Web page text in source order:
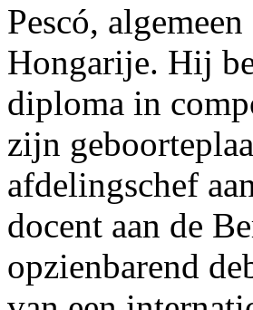
Pescó,
Hongarije. Hij
diploma in
zijn
afdelingschef
docent aan de
opzienbarend